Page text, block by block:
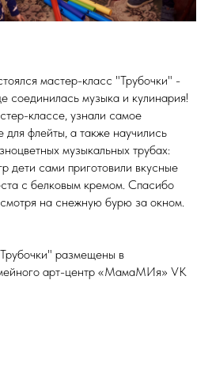
мастер-класс "Трубочки" -
соединилась музыка и кулинария!
классе, узнали самое
для флейты, а также научились
музыкальных трубах:
дети сами приготовили вкусные
с белковым кремом. Спасибо
на снежную бурю за окном.
размещены в
арт-центр «МамаМИя» VK